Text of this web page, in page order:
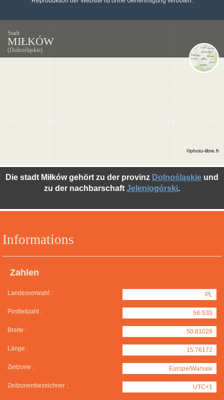
Stadt
MIŁKÓW
(Dolnośląskie)
Informations
Zahlen
Landesvorwahl : PL
Postleitzahl : 58-535
Breite : 50.81029
Länge : 15.76172
Zeitzone : Europe/Warsaw
Zeitzonenbezeichner : UTC+1
Die stadt Miłków gehört zu der provinz Dolnośląskie und
zu der nachbarschaft Jeleniogórski.
©photo-libre.fr